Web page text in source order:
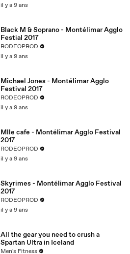
il y a 9 ans
Black M & Soprano - Montélimar Agglo
Festial 2017
RODEOPROD
il y a 9 ans
Michael Jones - Montélimar Agglo
Festival 2017
RODEOPROD
il y a 9 ans
Mlle cafe - Montélimar Agglo Festival
2017
RODEOPROD
il y a 9 ans
Skyrimes - Montélimar Agglo Festival
2017
RODEOPROD
il y a 9 ans
All the gear you need to crush a
Spartan Ultra in Iceland
Men's Fitness